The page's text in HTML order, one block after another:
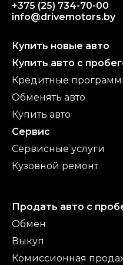
+375 (25) 734-70-00
info@drivemotors.by
Купить новые авто
Купить авто с
Кредитные
Обменять авто
Купить авто
Сервис
Сервисные услуги
Кузовной ремонт
Продать авто с
Обмен
Выкуп
Комиссионная